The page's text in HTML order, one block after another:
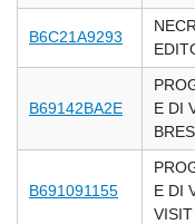
B6C21A9293
B69142BA2E
E DI
B691091155
E DI